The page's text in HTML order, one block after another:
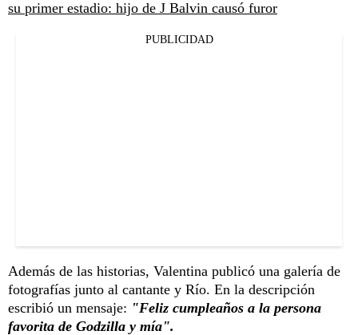
su primer estadio: hijo de J Balvin causó furor
PUBLICIDAD
Además de las historias, Valentina publicó una galería de
fotografías junto al cantante y Río. En la descripción
escribió un mensaje: "Feliz cumpleaños a la persona
favorita de Godzilla y mía".